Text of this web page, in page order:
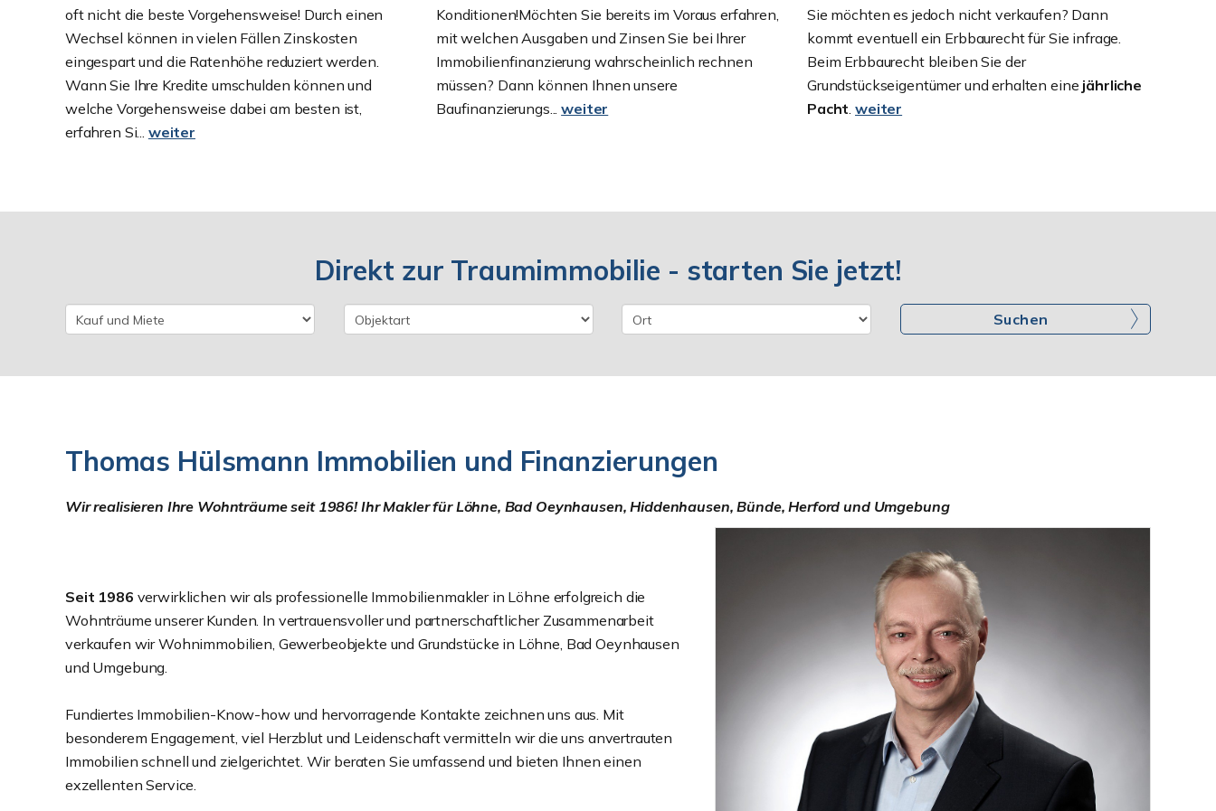
oft nicht die beste Vorgehensweise! Durch einen
Wechsel können in vielen Fällen Zinskosten
eingespart und die Ratenhöhe reduziert werden.
Wann Sie Ihre Kredite umschulden können und
welche Vorgehensweise dabei am besten ist,
erfahren Si... weiter
Konditionen!Möchten Sie bereits im Voraus erfahren,
mit welchen Ausgaben und Zinsen Sie bei Ihrer
Immobilienfinanzierung wahrscheinlich rechnen
müssen? Dann können Ihnen unsere
Baufinanzierungs...weiter
Sie möchten es jedoch nicht verkaufen? Dann
kommt eventuell ein Erbbaurecht für Sie infrage.
Beim Erbbaurecht bleiben Sie der
Grundstückseigentümer und erhalten eine jährliche
Pacht. weiter
Direkt zur Traumimmobilie - starten Sie jetzt!
Suchen
Thomas Hülsmann Immobilien und Finanzierungen
Wir realisieren Ihre Wohnträume seit 1986! Ihr Makler für Löhne, Bad Oeynhausen, Hiddenhausen, Bünde, Herford und Umgebung
Seit 1986 verwirklichen wir als professionelle Immobilienmakler in Löhne erfolgreich die
Wohnträume unserer Kunden. In vertrauensvoller und partnerschaftlicher Zusammenarbeit
verkaufen wir Wohnimmobilien, Gewerbeobjekte und Grundstücke in Löhne, Bad Oeynhausen
und Umgebung.
Fundiertes Immobilien-Know-how und hervorragende Kontakte zeichnen uns aus. Mit
besonderem Engagement, viel Herzblut und Leidenschaft vermitteln wir die uns anvertrauten
Immobilien schnell und zielgerichtet. Wir beraten Sie umfassend und bieten Ihnen einen
exzellenten Service.